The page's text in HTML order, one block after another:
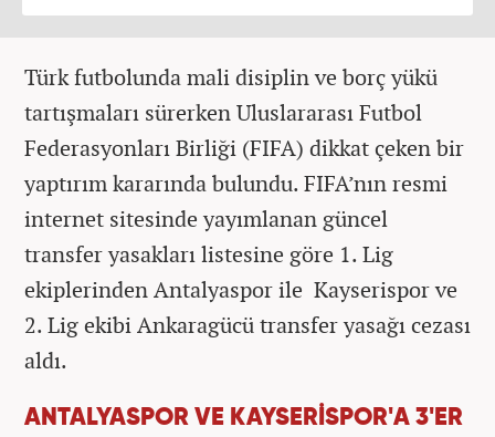
Türk futbolunda mali disiplin ve borç yükü
tartışmaları sürerken Uluslararası Futbol
Federasyonları Birliği (FIFA) dikkat çeken bir
yaptırım kararında bulundu. FIFA’nın resmi
internet sitesinde yayımlanan güncel
transfer yasakları listesine göre 1. Lig
ekiplerinden Antalyaspor ile Kayserispor ve
2. Lig ekibi Ankaragücü transfer yasağı cezası
aldı.
ANTALYASPOR VE KAYSERİSPOR'A 3'ER